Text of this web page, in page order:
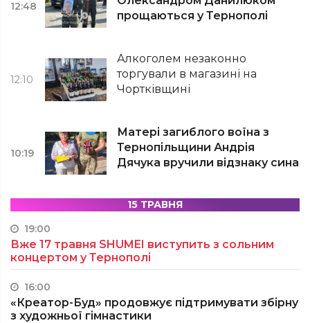
12:48
прощаються у Тернополі
12:10
Алкоголем незаконно
торгували в магазині на
Чортківщині
10:19
Матері загиблого воїна з
Тернопільщини Андрія
Дячука вручили відзнаку сина
15 ТРАВНЯ
19:00
Вже 17 травня SHUMEI виступить з сольним
концертом у Тернополі
16:00
«Креатор-Буд» продовжує підтримувати збірну
з художньої гімнастики